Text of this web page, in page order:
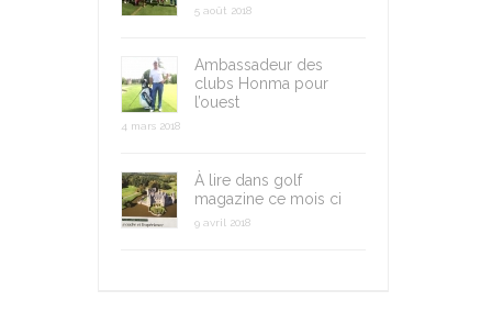
5 août 2018
Ambassadeur des
clubs Honma pour
l’ouest
4 mars 2018
À lire dans golf
magazine ce mois ci
9 avril 2018